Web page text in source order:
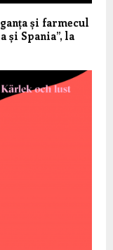
și farmecul
și Spania”, la